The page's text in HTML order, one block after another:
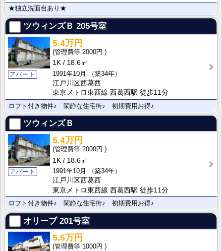
★独立洗面台あり★
ツウィンズＢ 205号室
アパート
5.4万円
2000円
1K
18.6㎡
1991年10月
（築34年）
江戸川区西葛西
東京メトロ東西線 西葛西駅 徒歩11分
ロフト付き物件♪ 閑静な住宅街♪ 初期費用お得♪
ツウィンズＢ
アパート
5.4万円
2000円
1K
18.6㎡
1991年10月
（築34年）
江戸川区西葛西
東京メトロ東西線 西葛西駅 徒歩11分
ロフト付き物件♪ 閑静な住宅街♪ 初期費用お得♪
オリーブ201号室
5.5万円
1000円